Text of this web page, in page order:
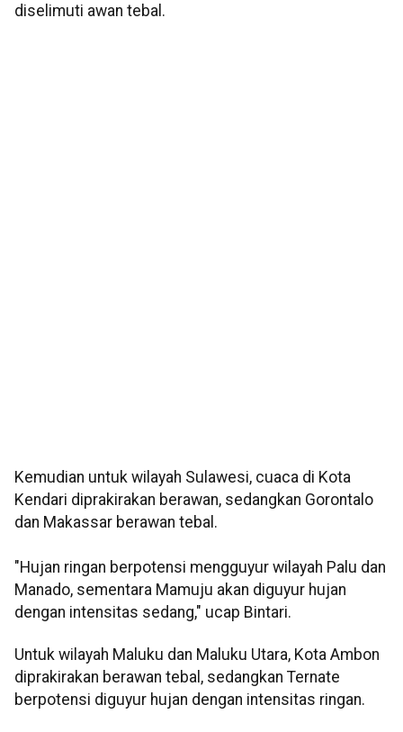
diselimuti awan tebal.
Kemudian untuk wilayah Sulawesi, cuaca di Kota
Kendari diprakirakan berawan, sedangkan Gorontalo
dan Makassar berawan tebal.
"Hujan ringan berpotensi mengguyur wilayah Palu dan
Manado, sementara Mamuju akan diguyur hujan
dengan intensitas sedang," ucap Bintari.
Untuk wilayah Maluku dan Maluku Utara, Kota Ambon
diprakirakan berawan tebal, sedangkan Ternate
berpotensi diguyur hujan dengan intensitas ringan.